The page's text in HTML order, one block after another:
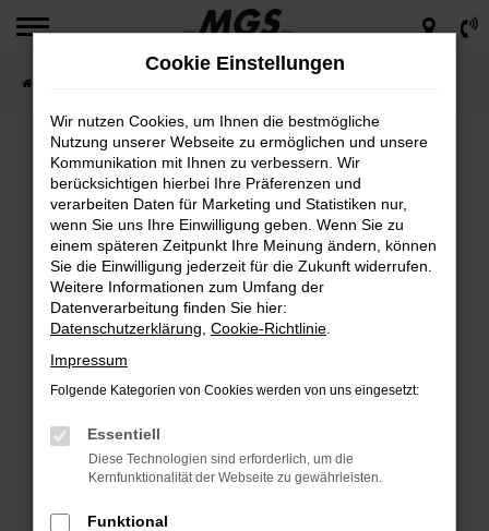
Zum
springen
Cookie Einstellungen
Wir nutzen Cookies, um Ihnen die bestmögliche
Nutzung unserer Webseite zu ermöglichen und unsere
Kommunikation mit Ihnen zu verbessern. Wir
berücksichtigen hierbei Ihre Präferenzen und
verarbeiten Daten für Marketing und Statistiken nur,
wenn Sie uns Ihre Einwilligung geben. Wenn Sie zu
einem späteren Zeitpunkt Ihre Meinung ändern, können
Sie die Einwilligung jederzeit für die Zukunft widerrufen.
Weitere Informationen zum Umfang der
Datenverarbeitung finden Sie hier:
Datenschutzerklärung Cookie-Richtlinie
Impressum
Folgende Kategorien von Cookies werden von uns eingesetzt:
Essentiell
Diese Technologien sind erforderlich, um die
Kernfunktionalität der Webseite zu gewährleisten.
Funktional